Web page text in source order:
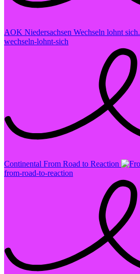
AOK Niedersachsen Wechseln lohnt sich.
wechseln-lohnt-sich
Continental From Road to Reaction
from-road-to-reaction